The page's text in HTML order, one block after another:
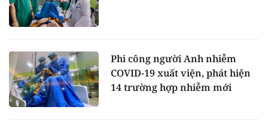
Phi công người Anh nhiễm
COVID-19 xuất viện, phát hiện
14 trường hợp nhiễm mới